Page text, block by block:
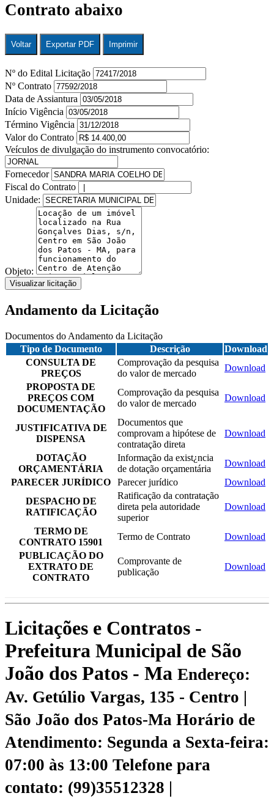
Contrato abaixo
Voltar Exportar PDF Imprimir
Nº do Edital Licitação
Nº Contrato
Data de Assiantura
Início Vigência
Término Vigência
Valor do Contrato
Veículos de divulgação do instrumento convocatório:
Fornecedor
Fiscal do Contrato
Unidade:
Objeto:
Visualizar licitação
Andamento da Licitação
Documentos do Andamento da Licitação
Tipo de Documento
Descrição
Download
CONSULTA DE
PREÇOS
Comprovação da pesquisa
do valor de mercado
Download
PROPOSTA DE
PREÇOS COM
DOCUMENTAÇÃO
Comprovação da pesquisa
do valor de mercado
Download
JUSTIFICATIVA DE
DISPENSA
Documentos que
comprovam a hipótese de
contratação direta
Download
DOTAÇÃO
ORÇAMENTÁRIA
Informação da exist¿ncia
de dotação orçamentária
Download
PARECER JURÍDICO
Parecer jurídico
Download
DESPACHO DE
RATIFICAÇÃO
Ratificação da contratação
direta pela autoridade
superior
Download
TERMO DE
CONTRATO 15901
Termo de Contrato
Download
PUBLICAÇÃO DO
EXTRATO DE
CONTRATO
Comprovante de
publicação
Download
Licitações e Contratos -
Prefeitura Municipal de São
João dos Patos - Ma Endereço:
Av. Getúlio Vargas, 135 - Centro |
São João dos Patos-Ma Horário de
Atendimento: Segunda a Sexta-feira:
07:00 às 13:00 Telefone para
contato: (99)35512328 |